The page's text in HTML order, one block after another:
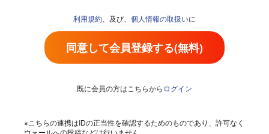
利用規約 、及び、 個人情報の取扱いに
同意して会員登録する(無料)
既に会員の方はこちらから ログイン
※こちらの連携はIDの正当性を確認するためのものであり、許可なく
ウォールへの投稿などは行いません。